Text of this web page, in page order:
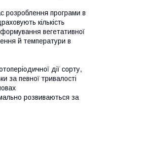
розроблення програми в
кількість
вегетативної
й температури в
дії сорту,
за певної тривалості
розвиваються за